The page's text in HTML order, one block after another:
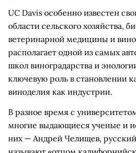
UC Davis особенно известен
области сельского хозяйства,
ветеринарной медицины и
располагает одной из самых
школ виноградарства и
ключевую роль в становлении
виноделия как индустрии.
В разное время с
многие выдающиеся ученые и
них — Андрей Челищев,